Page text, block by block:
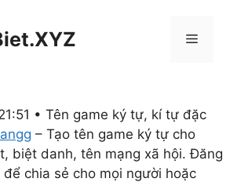
Menu
• Tên game ký tự, kí tự đặc
– Tạo tên game ký tự cho
biệt danh, tên mạng xã hội. Đăng
chia sẻ cho mọi người hoặc